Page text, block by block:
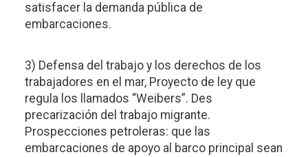
satisfacer la demanda pública de
embarcaciones.
3) Defensa del trabajo y los derechos de los
trabajadores en el mar, Proyecto de ley que
regula los llamados “Weibers”. Des
precarización del trabajo migrante.
Prospecciones petroleras: que las
embarcaciones de apoyo al barco principal sean